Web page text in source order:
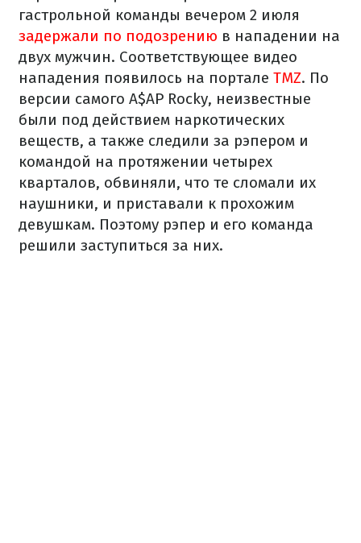
гастрольной команды вечером 2 июля
задержали по подозрению в нападении на
двух мужчин. Соответствующее видео
нападения появилось на портале TMZ. По
версии самого A$AP Rocky, неизвестные
были под действием наркотических
веществ, а также следили за рэпером и
командой на протяжении четырех
кварталов, обвиняли, что те сломали их
наушники, и приставали к прохожим
девушкам. Поэтому рэпер и его команда
решили заступиться за них.